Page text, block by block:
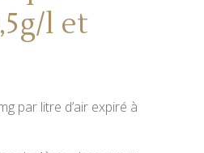
l et
par litre d’air expiré à